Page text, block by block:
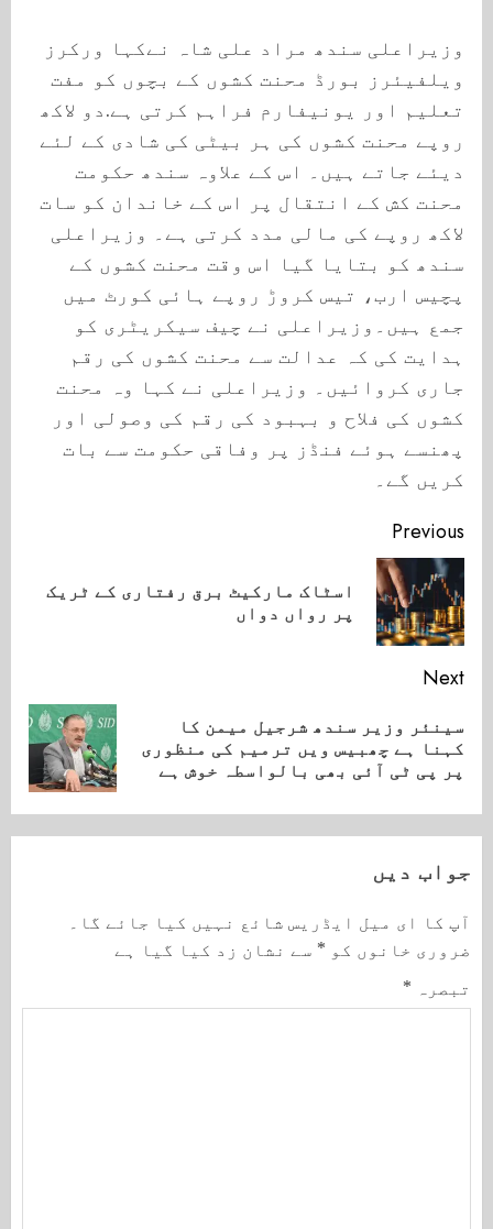
وزیراعلی سندھ مراد علی شاہ نےکہا ورکرز
ویلفیئرز بورڈ محنت کشوں کے بچوں کو مفت
تعلیم اور یونیفارم فراہم کرتی ہے.دو لاکھ
روپے محنت کشوں کی ہر بیٹی کی شادی کے لئے
دیئے جاتے ہیں۔ اس کے علاوہ سندھ حکومت
محنت کش کے انتقال پر اس کے خاندان کو سات
لاکھ روپے کی مالی مدد کرتی ہے۔ وزیراعلی
سندھ کو بتایا گیا اس وقت محنت کشوں کے
پچیس ارب، تیس کروڑ روپے ہائی کورٹ میں
جمع ہیں۔وزیراعلی نے چیف سیکریٹری کو
ہدایت کی کہ عدالت سے محنت کشوں کی رقم
جاری کروائیں۔ وزیراعلی نے کہا وہ محنت
کشوں کی فلاح و بہبود کی رقم کی وصولی اور
پھنسے ہوئے فنڈز پر وفاقی حکومت سے بات
کریں گے۔
Continue
Reading
Previous
اسٹاک مارکیٹ برق رفتاری کے ٹریک
پر رواں دواں
Next
Next
post:
سینئر وزیر سندھ شرجیل میمن کا
کہنا ہے چھبیس ویں ترمیم کی منظوری
پر پی ٹی آئی بھی بالواسطہ خوش ہے
جواب دیں
آپ کا ای میل ایڈریس شائع نہیں کیا جائے گا۔
ضروری خانوں کو * سے نشان زد کیا گیا ہے
تبصرہ *